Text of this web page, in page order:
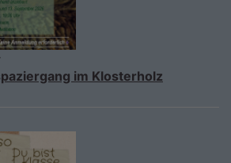
im Klosterholz